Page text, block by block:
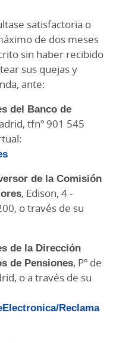
satisfactoria o
de dos meses
sin haber recibido
sus quejas y
ante:
del Banco de
tfnº 901 545
de la Comisión
, Edison, 4 -
o través de su
de la Dirección
de Pensiones, Pº de
o a través de su
Reclama